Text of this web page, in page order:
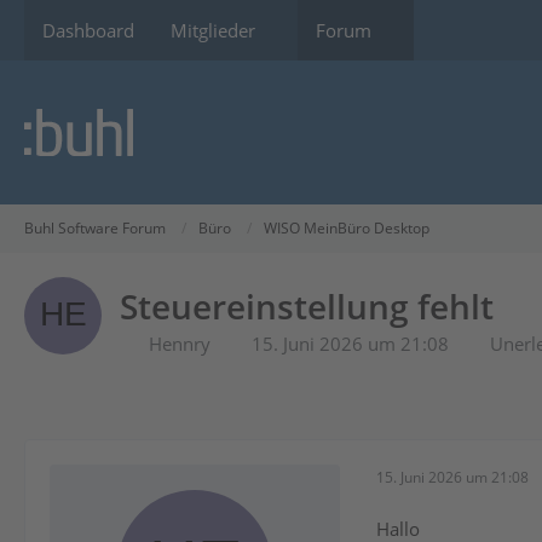
Dashboard Mitglieder Forum
Buhl Software Forum Büro WISO MeinBüro Desktop
Steuereinstellung fehlt
Hennry 15. Juni 2026 um 21:08
15. Juni 2026 um 21:08
Hallo